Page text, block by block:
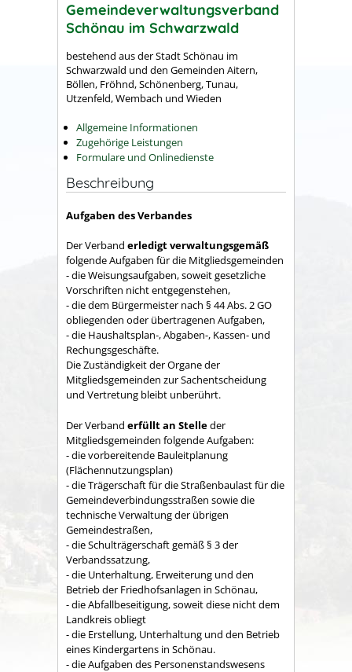
Gemeindeverwaltungsverband
Schönau im Schwarzwald
bestehend aus der Stadt Schönau im
Schwarzwald und den Gemeinden Aitern,
Böllen, Fröhnd, Schönenberg, Tunau,
Utzenfeld, Wembach und Wieden
Allgemeine Informationen
Zugehörige Leistungen
Formulare und Onlinedienste
Beschreibung
Aufgaben des Verbandes
Der Verband erledigt verwaltungsgemäß
folgende Aufgaben für die Mitgliedsgemeinden
- die Weisungsaufgaben, soweit gesetzliche
Vorschriften nicht entgegenstehen,
- die dem Bürgermeister nach § 44 Abs. 2 GO
obliegenden oder übertragenen Aufgaben,
- die Haushaltsplan-, Abgaben-, Kassen- und
Rechungs­geschäfte.
Die Zuständigkeit der Organe der
Mitgliedsgemeinden zur Sachent­scheidung
und Vertretung bleibt unberührt.
Der Verband erfüllt an Stelleder
Mitgliedsgemeinden folgende Aufgaben:
- die vorbereitende Bauleitplanung
(Flächennutzungsplan)
- die Trägerschaft für die Straßenbaulast für die
Gemeindeverbindungsstraßen sowie die
technische Verwaltung der übrigen
Gemeindestraßen,
- die Schulträgerschaft gemäß § 3 der
Verbandssatzung,
- die Unterhaltung, Erweiterung und den
Betrieb der Friedhofsanlagen in Schönau,
- die Abfallbeseitigung, soweit diese nicht dem
Land­kreis obliegt
- die Erstellung, Unterhaltung und den Betrieb
eines Kindergartens in Schönau.
- die Aufgaben des Personenstandswesens